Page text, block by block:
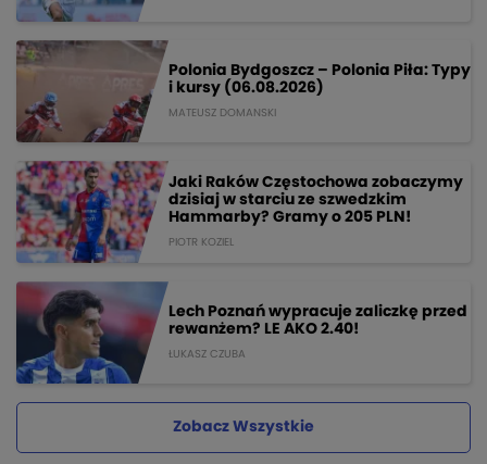
Polonia Bydgoszcz – Polonia Piła: Typy
i kursy (06.08.2026)
MATEUSZ DOMANSKI
Jaki Raków Częstochowa zobaczymy
dzisiaj w starciu ze szwedzkim
Hammarby? Gramy o 205 PLN!
PIOTR KOZIEL
Lech Poznań wypracuje zaliczkę przed
rewanżem? LE AKO 2.40!
ŁUKASZ CZUBA
Zobacz Wszystkie